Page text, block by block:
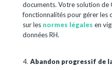
documents. Votre solution de
fonctionnalités pour gérer les
sur les normes légales en
données RH.
Abandon progressif de